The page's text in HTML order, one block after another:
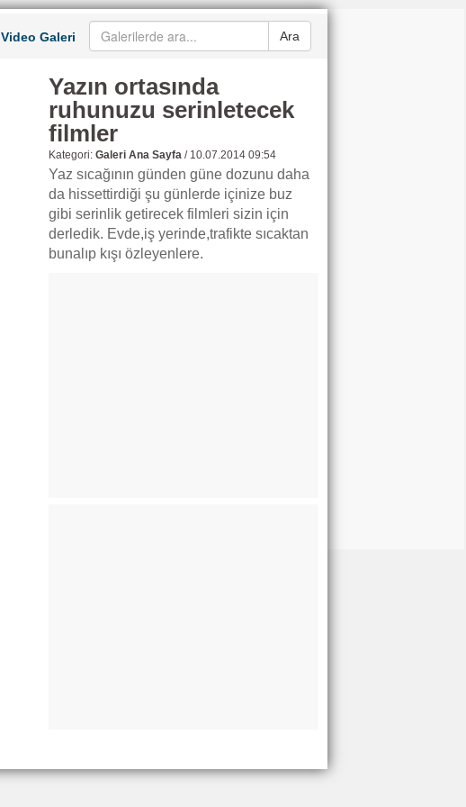
Ara
Video Galeri
Yazın ortasında
ruhunuzu serinletecek
filmler
Kategori: Galeri Ana Sayfa/ 10.07.2014 09:54
Yaz sıcağının günden güne dozunu daha
da hissettirdiği şu günlerde içinize buz
gibi serinlik getirecek filmleri sizin için
derledik. Evde,iş yerinde,trafikte sıcaktan
bunalıp kışı özleyenlere.